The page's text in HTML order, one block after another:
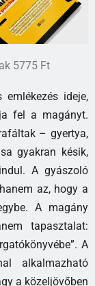
5775 Ft
ideje,
fel a magányt.
– gyertya,
gyakran késik,
A gyászoló
az, hogy a
A magány
tapasztalat:
A
alkalmazható
a közeljövőben